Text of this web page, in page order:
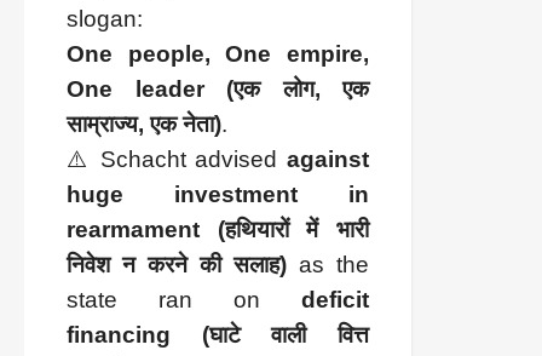
slogan:
One people, One empire,
One leader (एक लोग, एक
साम्राज्य, एक नेता).
⚠️ Schacht advised against
huge investment in
rearmament (हथियारों में भारी
निवेश न करने की सलाह) as the
state ran on deficit
financing (घाटे वाली वित्त